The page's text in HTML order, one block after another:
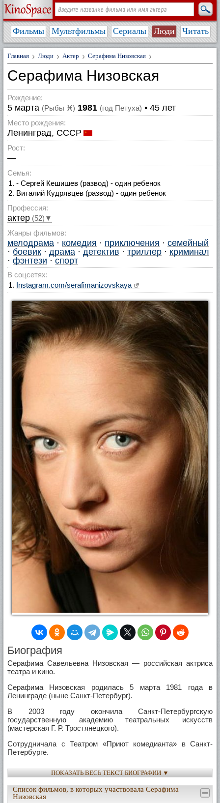
Фильмы Мультфильмы Сериалы Люди Читать
Главная Люди Актер Серафима Низовская
Серафима Низовская
Рождение:
5 марта (Рыбы ♓) 1981 (год Петуха) • 45 лет
Место рождения:
Ленинград, СССР
Рост:
—
Семья:
- Сергей Кешишев (развод) - один ребенок
Виталий Кудрявцев (развод) - один ребенок
Профессия:
актер (52)▼
Жанры фильмов:
мелодрама · комедия · приключения · семейный
· боевик · драма · детектив · триллер · криминал
· фэнтези · спорт
В соцсетях:
Instagram.com/serafimanizovskaya
Биография
Серафима Савельевна Низовская — российская актриса
театра и кино.
Серафима Низовская родилась 5 марта 1981 года в
Ленинграде (ныне Санкт-Петербург).
В 2003 году окончила Санкт-Петербургскую
государственную академию театральных искусств
(мастерская Г. Р. Тростянецкого).
Сотрудничала с Театром «Приют комедианта» в Санкт-
Петербурге.
С 2004 по 2005 — ведущая лотереи «Спортлото»
В настоящее время работает в Московском академическом
драматическом театре им. К. С. Станиславского.
ПОКАЗАТЬ ВЕСЬ ТЕКСТ БИОГРАФИИ ▼
Список фильмов, в которых участвовала Серафима
Низовская